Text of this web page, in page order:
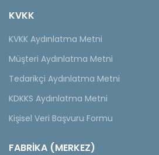
KVKK
KVKK Aydınlatma Metni
Müşteri Aydınlatma Metni
Tedarikçi Aydınlatma Metni
KDKKS Aydınlatma Metni
Kişisel Veri Başvuru Formu
FABRİKA (MERKEZ)